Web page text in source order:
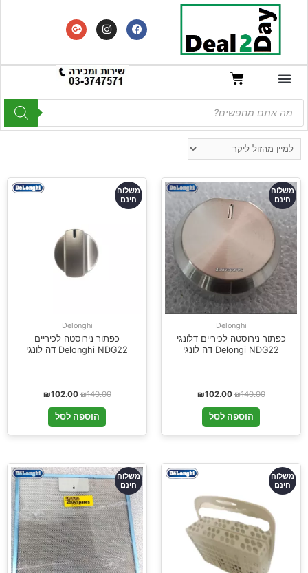
משלוח
חינם
Delonghi
כפתור נירוסטה לכיריים דלונגי
Delongi NDG22 דה לונגי
₪140.00
₪102.00
הוספה לסל
משלוח
חינם
Delonghi
כפתור נירוסטה לכיריים
Delonghi NDG22 דה לונגי
₪140.00
₪102.00
הוספה לסל
משלוח
חינם
משלוח
חינם